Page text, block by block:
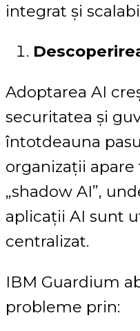
integrat și
Adoptarea AI
securitatea și
întotdeauna
organizații
„shadow AI”,
aplicații AI sunt
centralizat.
IBM Guardium
probleme prin: